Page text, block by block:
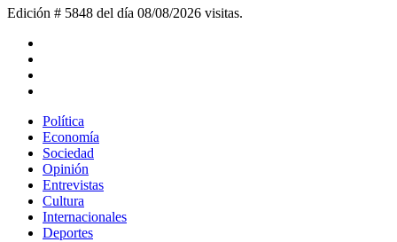
Edición # 5848 del día 08/08/2026 visitas.
Política
Economía
Sociedad
Opinión
Entrevistas
Cultura
Internacionales
Deportes